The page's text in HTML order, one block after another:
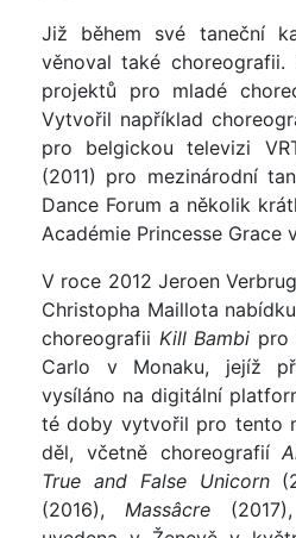
Již během své taneční
věnoval také choreografii.
projektů pro mladé
Vytvořil například
pro belgickou televizi
(2011) pro mezinárodní
Dance Forum a několik
Académie Princesse Grace
V roce 2012 Jeroen
Christopha Maillota
choreografii Kill Bambi pro
Carlo v Monaku, jejíž
vysíláno na digitální
té doby vytvořil pro tento
děl, včetně choreografií
True and False Unicorn
(2016), Massâcre